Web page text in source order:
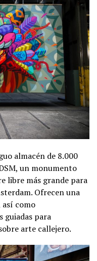
almacén de 8.000
un monumento
libre más grande para
Ofrecen una
como
guiadas para
arte callejero.